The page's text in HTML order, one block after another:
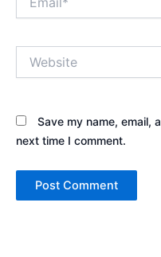
Save my name, email,
next time I comment.